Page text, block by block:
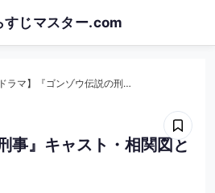
すじマスター.com
【ドラマ】『ゴンゾウ伝説の刑事』キャスト・相関図とあらすじを解説
事』キャスト・相関図と